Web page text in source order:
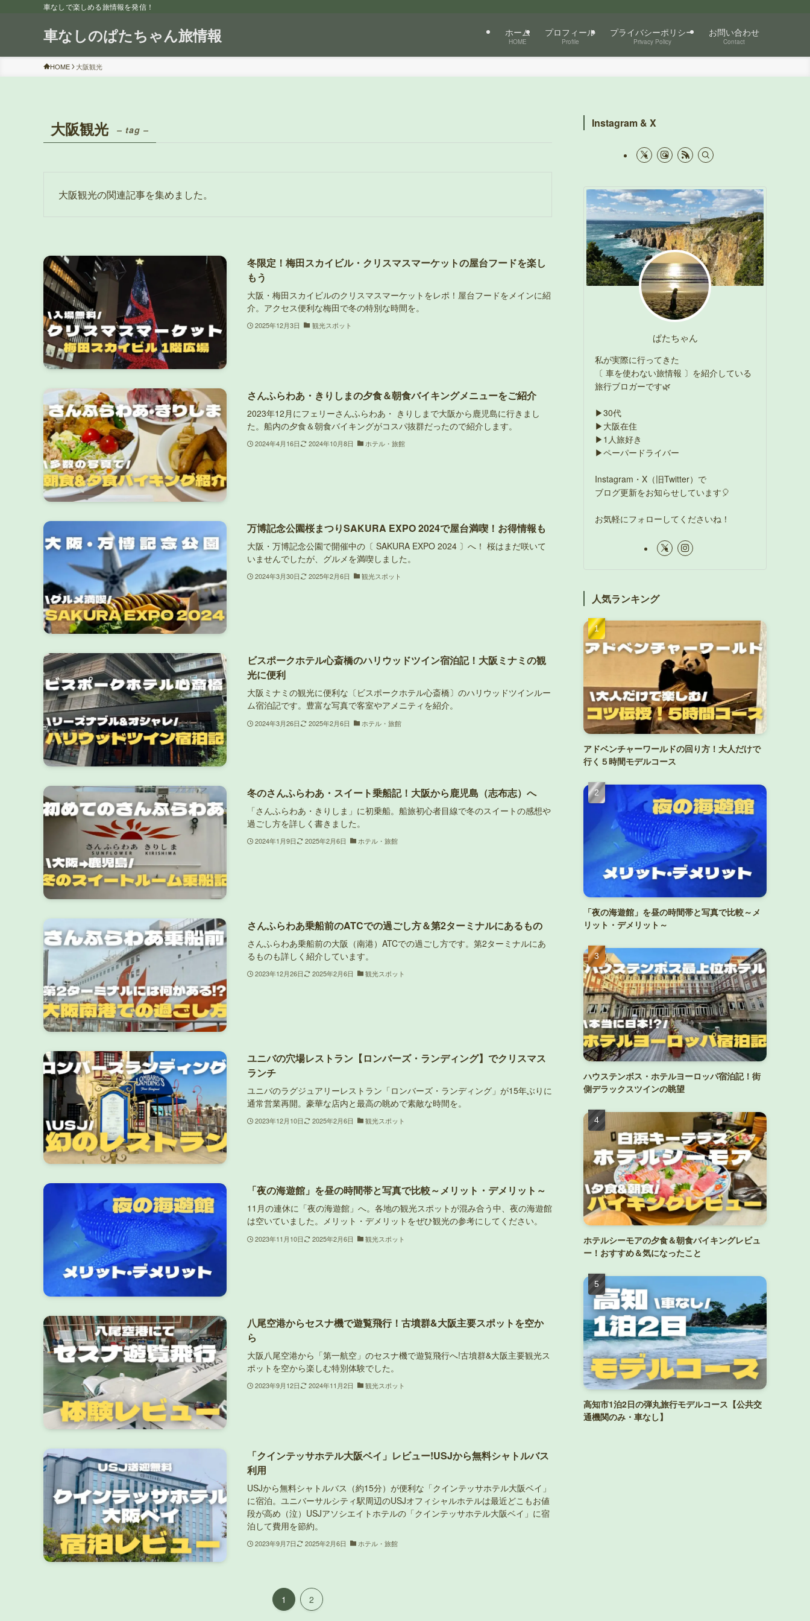
車なしで楽しめる旅情報を発信！
車なしのぱたちゃん旅情報 ホーム
HOME
プロフィール
Profile
プライバシーポリシー
Privacy Policy
お問い合わせ
Contact
HOME 大阪観光
大阪観光 – tag –
大阪観光の関連記事を集めました。
冬限定！梅田スカイビル・クリスマスマーケットの屋台フードを楽し
もう
大阪・梅田スカイビルのクリスマスマーケットをレポ！屋台フードをメインに紹
介。アクセス便利な梅田で冬の特別な時間を。
2025年12月3日 観光スポット
さんふらわあ・きりしまの夕食＆朝食バイキングメニューをご紹介
2023年12月にフェリーさんふらわあ・ きりしまで大阪から鹿児島に行きまし
た。船内の夕食＆朝食バイキングがコスパ抜群だったので紹介します。
2024年4月16日 2024年10月8日 ホテル・旅館
万博記念公園桜まつりSAKURA EXPO 2024で屋台満喫！お得情報も
大阪・万博記念公園で開催中の〔 SAKURA EXPO 2024 〕へ！ 桜はまだ咲いて
いませんでしたが、グルメを満喫しました。
2024年3月30日 2025年2月6日 観光スポット
ビスポークホテル心斎橋のハリウッドツイン宿泊記！大阪ミナミの観
光に便利
大阪ミナミの観光に便利な〔ビスポークホテル心斎橋〕のハリウッドツインルー
ム宿泊記です。豊富な写真で客室やアメニティを紹介。
2024年3月26日 2025年2月6日 ホテル・旅館
冬のさんふらわあ・スイート乗船記！大阪から鹿児島（志布志）へ
「さんふらわあ・きりしま」に初乗船。船旅初心者目線で冬のスイートの感想や
過ごし方を詳しく書きました。
2024年1月9日 2025年2月6日 ホテル・旅館
さんふらわあ乗船前のATCでの過ごし方＆第2ターミナルにあるもの
さんふらわあ乗船前の大阪（南港）ATCでの過ごし方です。第2ターミナルにあ
るものも詳しく紹介しています。
2023年12月26日 2025年2月6日 観光スポット
ユニバの穴場レストラン【ロンバーズ・ランディング】でクリスマス
ランチ
ユニバのラグジュアリーレストラン「ロンバーズ・ランディング」が15年ぶりに
通常営業再開。豪華な店内と最高の眺めで素敵な時間を。
2023年12月10日 2025年2月6日 観光スポット
「夜の海遊館」を昼の時間帯と写真で比較～メリット・デメリット～
11月の連休に「夜の海遊館」へ。各地の観光スポットが混み合う中、夜の海遊館
は空いていました。メリット・デメリットをぜひ観光の参考にしてください。
2023年11月10日 2025年2月6日 観光スポット
八尾空港からセスナ機で遊覧飛行！古墳群&大阪主要スポットを空か
ら
大阪八尾空港から「第一航空」のセスナ機で遊覧飛行へ!古墳群&大阪主要観光ス
ポットを空から楽しむ特別体験でした。
2023年9月12日 2024年11月2日 観光スポット
「クインテッサホテル大阪ベイ」レビュー!USJから無料シャトルバス
利用
USJから無料シャトルバス（約15分）が便利な「クインテッサホテル大阪ベイ」
に宿泊。ユニバーサルシティ駅周辺のUSJオフィシャルホテルは最近どこもお値
段が高め（泣）USJアソシエイトホテルの「クインテッサホテル大阪ベイ」に宿
泊して費用を節約。
2023年9月7日 2025年2月6日 ホテル・旅館
1 2
Instagram & X
ぱたちゃん
私が実際に行ってきた
〔 車を使わない旅情報 〕を紹介している
旅行ブロガーです🌿
▶30代
▶大阪在住
▶1人旅好き
▶ペーパードライバー
Instagram・X（旧Twitter）で
ブログ更新をお知らせしています🎈
お気軽にフォローしてくださいね！
人気ランキング
アドベンチャーワールドの回り方！大人だけで
行く５時間モデルコース
「夜の海遊館」を昼の時間帯と写真で比較～メ
リット・デメリット～
ハウステンボス・ホテルヨーロッパ宿泊記！街
側デラックスツインの眺望
ホテルシーモアの夕食＆朝食バイキングレビュ
ー！おすすめ＆気になったこと
高知市1泊2日の弾丸旅行モデルコース【公共交
通機関のみ・車なし】